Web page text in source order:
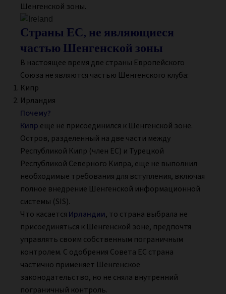
Шенгенской зоны.
Страны ЕС, не являющиеся
частью Шенгенской зоны
В настоящее время две страны Европейского
Союза не являются частью Шенгенского клуба:
Кипр
Ирландия
Почему?
Кипр еще не присоединился к Шенгенской зоне.
Остров, разделенный на две части между
Республикой Кипр (член ЕС) и Турецкой
Республикой Северного Кипра, еще не выполнил
необходимые требования для вступления, включая
полное внедрение Шенгенской информационной
системы (SIS).
Что касается Ирландии, то страна выбрала не
присоединяться к Шенгенской зоне, предпочтя
управлять своим собственным пограничным
контролем. С одобрения Совета ЕС страна
частично применяет Шенгенское
законодательство, но не сняла внутренний
пограничный контроль.